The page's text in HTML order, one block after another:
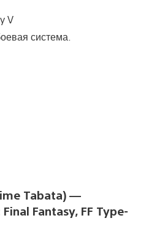
V
система.
Tabata) —
Fantasy, FF Type-